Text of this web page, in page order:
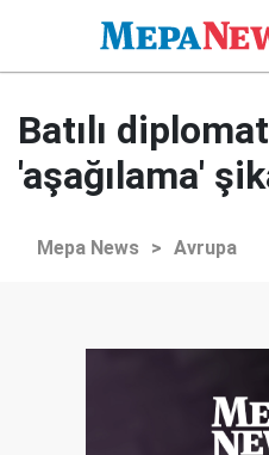
Batılı
'aşağılama'
Mepa News > Avrupa